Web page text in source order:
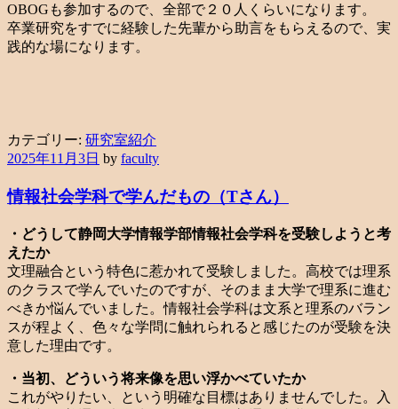
OBOGも参加するので、全部で２０人くらいになります。
卒業研究をすでに経験した先輩から助言をもらえるので、実
践的な場になります。
カテゴリー: 研究室紹介
2025年11月3日 by faculty
情報社会学科で学んだもの（Tさん）
・どうして静岡大学情報学部情報社会学科を受験しようと考
えたか
文理融合という特色に惹かれて受験しました。高校では理系
のクラスで学んでいたのですが、そのまま大学で理系に進む
べきか悩んでいました。情報社会学科は文系と理系のバラン
スが程よく、色々な学問に触れられると感じたのが受験を決
意した理由です。
・当初、どういう将来像を思い浮かべていたか
これがやりたい、という明確な目標はありませんでした。入